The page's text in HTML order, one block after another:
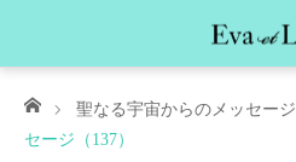
ホーム聖なる宇宙からのメッセージ
セージ（137）